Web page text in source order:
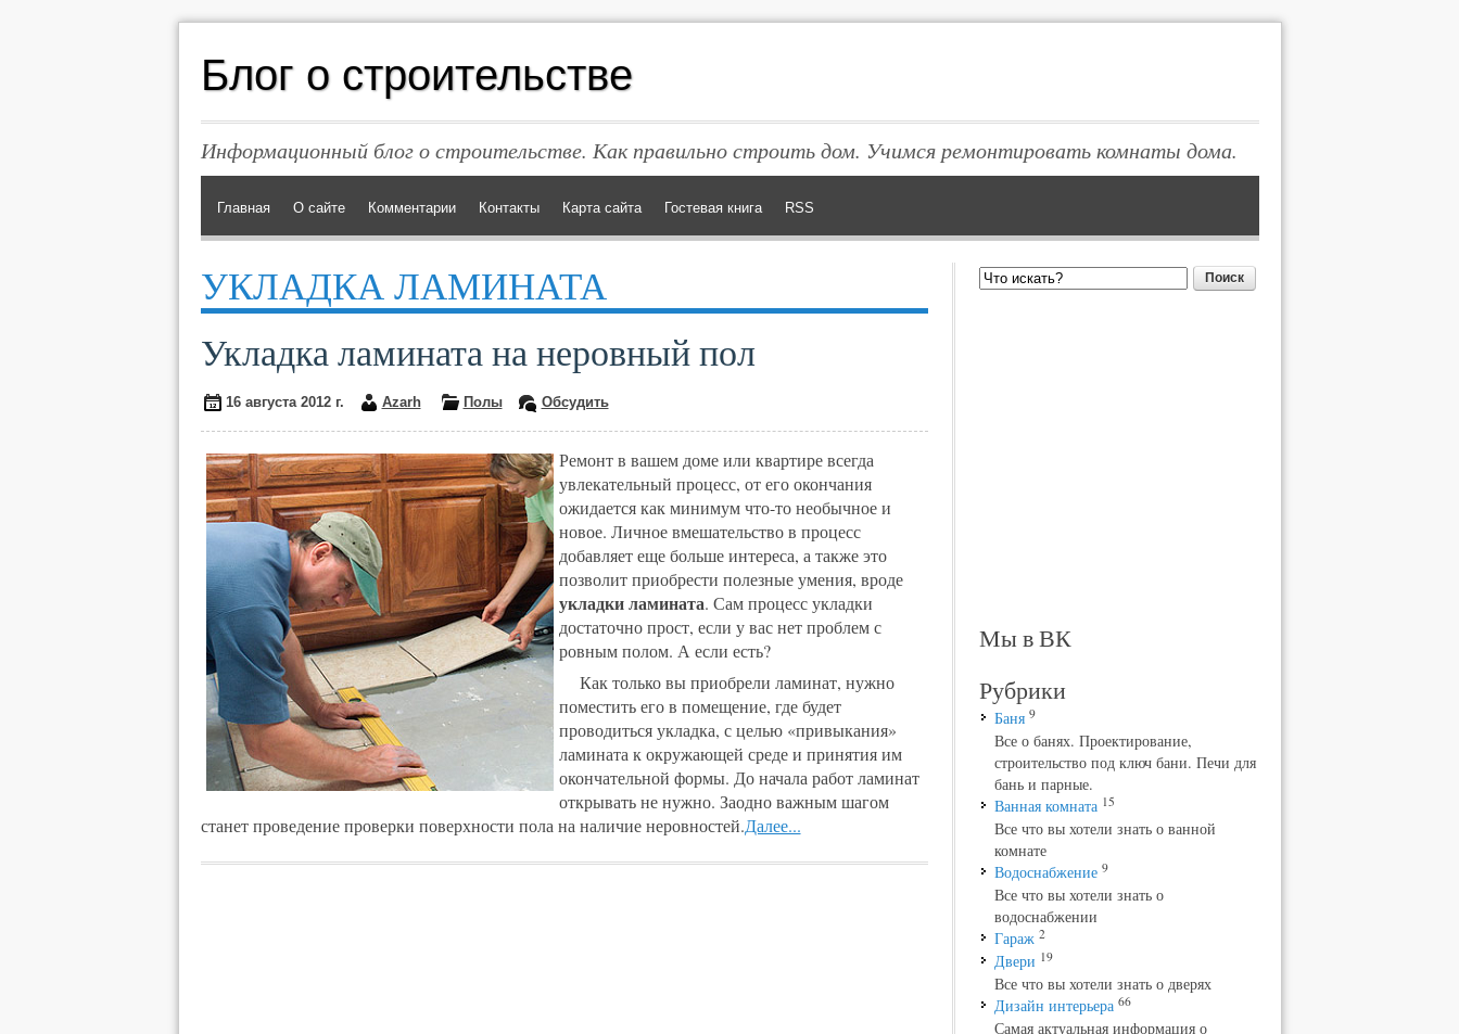
Блог о строительстве
Информационный блог о строительстве. Как правильно строить дом. Учимся ремонтировать комнаты дома.
Главная О сайте Комментарии Контакты Карта сайта Гостевая книга RSS
УКЛАДКА ЛАМИНАТА
Укладка ламината на неровный пол
16 августа 2012 г. Azarh Полы Обсудить
Ремонт в вашем доме или квартире всегда
увлекательный процесс, от его окончания
ожидается как минимум что-то необычное и
новое. Личное вмешательство в процесс
добавляет еще больше интереса, а также это
позволит приобрести полезные умения, вроде
укладки ламината. Сам процесс укладки
достаточно прост, если у вас нет проблем с
ровным полом. А если есть?
Как только вы приобрели ламинат, нужно
поместить его в помещение, где будет
проводиться укладка, с целью «привыкания»
ламината к окружающей среде и принятия им
окончательной формы. До начала работ ламинат
открывать не нужно. Заодно важным шагом
станет проведение проверки поверхности пола на наличие неровностей.Далее...
Поиск
Мы в ВК
Рубрики
Баня 9
Все о банях. Проектирование,
строительство под ключ бани. Печи для
бань и парные.
Ванная комната 15
Все что вы хотели знать о ванной
комнате
Водоснабжение 9
Все что вы хотели знать о
водоснабжении
Гараж 2
Двери 19
Все что вы хотели знать о дверях
Дизайн интерьера 66
Самая актуальная информация о